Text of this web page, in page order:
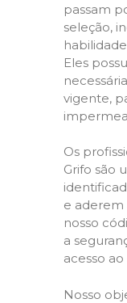
passam
seleção,
Eles
vigente,
Os
Grifo são
e aderem
nosso
a
acesso
Nosso